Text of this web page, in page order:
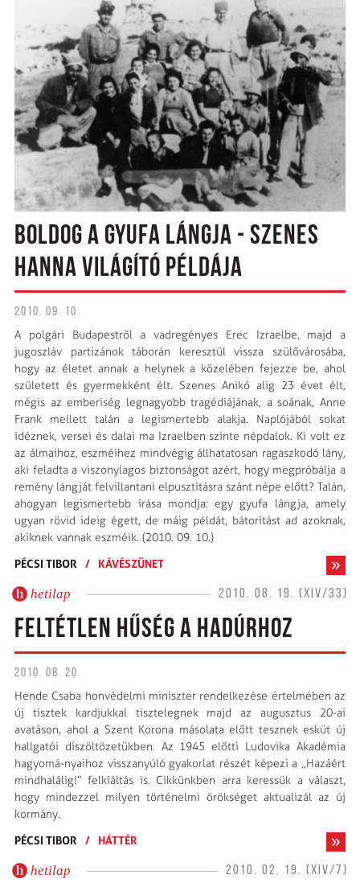
BOLDOG A GYUFA LÁNGJA - SZENES
HANNA VILÁGÍTÓ PÉLDÁJA
2010. 09. 10.
A polgári Budapestről a vadregényes Erec Izraelbe, majd a
jugoszláv partizánok táborán keresztül vissza szülő­városába,
hogy az életet annak a helynek a közelében fejezze be, ahol
született és gyermekként élt. Szenes Anikó alig 23 évet élt,
mégis az emberiség legnagyobb tragédiájának, a soának, Anne
Frank mellett talán a leg­ismertebb alakja. Naplójából sokat
idéznek, versei és dalai ma Izraelben szinte népdalok. Ki volt ez
az álmaihoz, eszméihez mindvégig állhatatosan ragaszkodó lány,
aki feladta a viszonylagos biztonságot azért, hogy megpróbálja a
remény lángját felvillantani elpusztításra szánt népe előtt? Talán,
ahogyan legismertebb írása mondja: egy gyufa lángja, amely
ugyan rövid ideig égett, de máig példát, bátorítást ad azoknak,
akiknek vannak eszméik. (2010. 09. 10.)
PÉCSI TIBOR
/ KÁVÉSZÜNET
hetilap 2010. 08. 19. (XIV/33)
FELTÉTLEN HŰSÉG A HADÚRHOZ
2010. 08. 20.
Hende Csaba honvédelmi miniszter rendelkezése értelmében az
új tisztek kardjukkal tisztelegnek majd az augusztus 20-ai
avatáson, ahol a Szent Korona másolata előtt tesznek esküt új
hallgatói díszöltözetükben. Az 1945 előtti Ludovika Akadémia
hagyomá-nyaihoz visszanyúló gyakorlat részét képezi a „Hazáért
mindhalálig!” felkiáltás is. Cikkünkben arra keressük a választ,
hogy mindezzel milyen történelmi örökséget aktualizál az új
kormány.
PÉCSI TIBOR
/ HÁTTÉR
hetilap 2010. 02. 19. (XIV/7)